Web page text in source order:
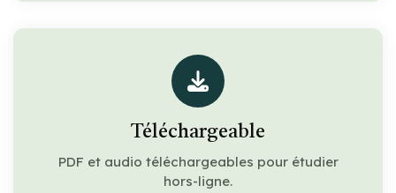
Téléchargeable
PDF et audio téléchargeables pour étudier
hors-ligne.